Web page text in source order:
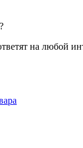
на любой